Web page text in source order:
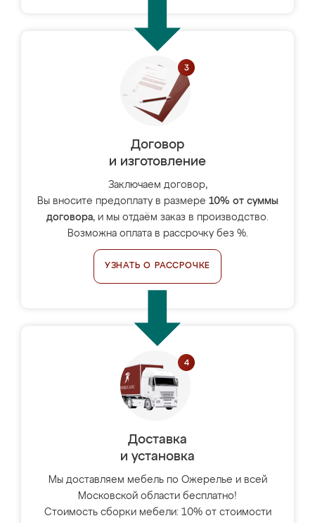
Договор
и изготовление
Заключаем договор,
Вы вносите предоплату в размере 10% от суммы
договора, и мы отдаём заказ в производство.
Возможна оплата в рассрочку без %.
УЗНАТЬ О РАССРОЧКЕ
Доставка
и установка
Мы доставляем мебель по Ожерелье и всей
Московской области бесплатно!
Стоимость сборки мебели: 10% от стоимости